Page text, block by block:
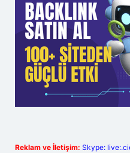
Reklam ve İletişim: Skype: